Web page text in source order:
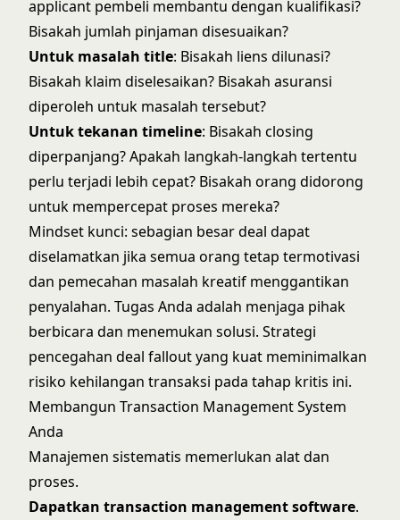
applicant pembeli membantu dengan kualifikasi?
Bisakah jumlah pinjaman disesuaikan?
Untuk masalah title: Bisakah liens dilunasi?
Bisakah klaim diselesaikan? Bisakah asuransi
diperoleh untuk masalah tersebut?
Untuk tekanan timeline: Bisakah closing
diperpanjang? Apakah langkah-langkah tertentu
perlu terjadi lebih cepat? Bisakah orang didorong
untuk mempercepat proses mereka?
Mindset kunci: sebagian besar deal dapat
diselamatkan jika semua orang tetap termotivasi
dan pemecahan masalah kreatif menggantikan
penyalahan. Tugas Anda adalah menjaga pihak
berbicara dan menemukan solusi. Strategi
pencegahan deal falloutyang kuat meminimalkan
risiko kehilangan transaksi pada tahap kritis ini.
Membangun Transaction Management System
Anda
Manajemen sistematis memerlukan alat dan
proses.
Dapatkan transaction management software.